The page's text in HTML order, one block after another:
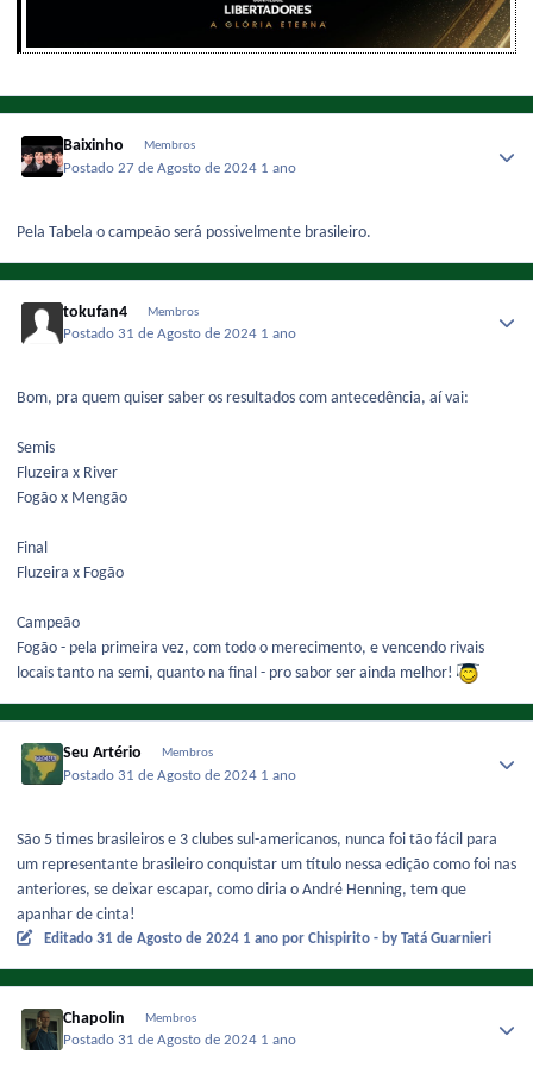
Baixinho Membros
Postado27 de Agosto de 2024 1 ano
Pela Tabela o campeão será possivelmente brasileiro.
tokufan4 Membros
Postado 31 de Agosto de 2024 1 ano
Bom, pra quem quiser saber os resultados com antecedência, aí vai:
Semis
Fluzeira x River
Fogão x Mengão
Final
Fluzeira x Fogão
Campeão
Fogão - pela primeira vez, com todo o merecimento, e vencendo rivais
locais tanto na semi, quanto na final - pro sabor ser ainda melhor!
Seu Artério Membros
Postado 31 de Agosto de 2024 1 ano
São 5 times brasileiros e 3 clubes sul-americanos, nunca foi tão fácil para
um representante brasileiro conquistar um título nessa edição como foi nas
anteriores, se deixar escapar, como diria o André Henning, tem que
apanhar de cinta!
Editado 31 de Agosto de 2024 1 ano por Chispirito - by Tatá Guarnieri
Chapolin Membros
Postado 31 de Agosto de 2024 1 ano